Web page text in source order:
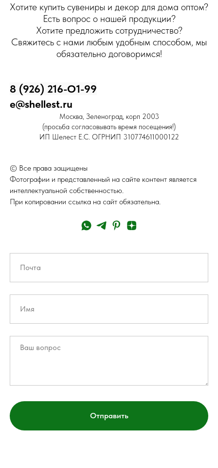
Хотите купить сувениры и декор для дома оптом?
Есть вопрос о нашей продукции?
Хотите предложить сотрудничество?
Свяжитесь с нами любым удобным способом, мы
обязательно договоримся!
8 (926) 216-О1-99
e@shellest.ru
Москва, Зеленоград, корп 2003
(просьба согласовывать время посещения!)
ИП Шелест Е.С. ОГРНИП 310774611000122
© Все права защищены
Фотографии и представленный на сайте контент является
интеллектуальной собственностью.
При копировании ссылка на сайт обязательна.
Отправить